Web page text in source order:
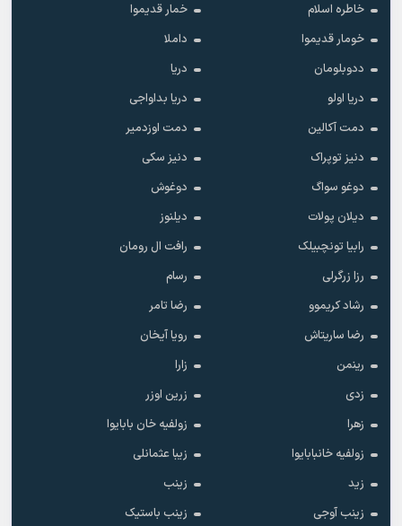
خاطره اسلام
خمار قدیموا
خومار قدیموا
داملا
ددوبلومان
دریا
دریا اولو
دریا بداواجی
دمت آکالین
دمت اوزدمیر
دنیز توپراک
دنیز سکی
دوغو سواگ
دوغوش
دیلان پولات
دیلنوز
رابیا تونچبیلک
رافت ال رومان
رزا زرگرلی
رسام
رشاد کریموو
رضا تامر
رضا ساریتاش
رویا آیخان
رینمن
زارا
زدی
زرین اوزر
زهرا
زولفیه خان بابایوا
زولفیه خانبابایوا
زیبا عثمانلی
زید
زینب
زینب آوجی
زینب باستیک